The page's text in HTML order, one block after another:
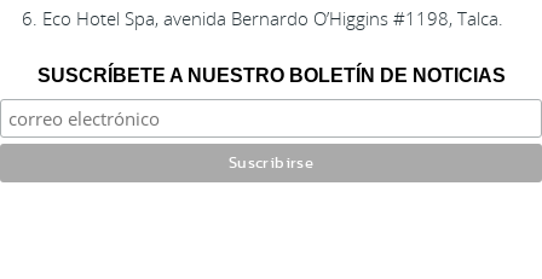
Eco Hotel Spa, avenida Bernardo O’Higgins #1198, Talca.
SUSCRÍBETE A NUESTRO BOLETÍN DE NOTICIAS